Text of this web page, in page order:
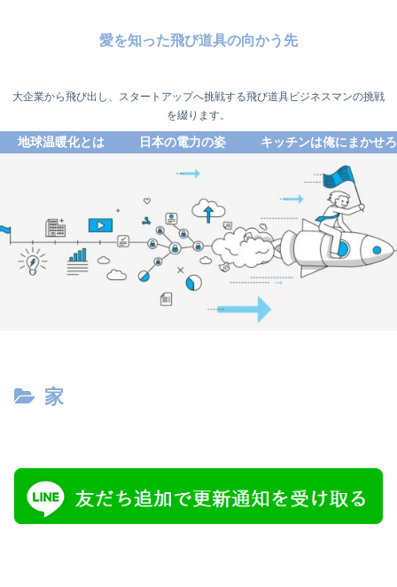
愛を知った飛び道具の向かう先
大企業から飛び出し、スタートアップへ挑戦する飛び道具ビジネスマンの挑戦
を綴ります。
地球温暖化とは 日本の電力の姿 キッチンは俺にまかせろ
家